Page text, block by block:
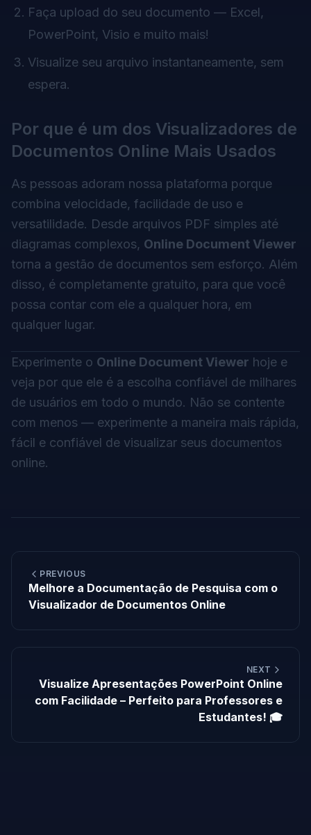
Faça upload do seu documento — Excel,
PowerPoint, Visio e muito mais!
Visualize seu arquivo instantaneamente, sem
espera.
Por que é um dos Visualizadores de
Documentos Online Mais Usados
As pessoas adoram nossa plataforma porque
combina velocidade, facilidade de uso e
versatilidade. Desde arquivos PDF simples até
diagramas complexos, Online Document Viewer
torna a gestão de documentos sem esforço. Além
disso, é completamente gratuito, para que você
possa contar com ele a qualquer hora, em
qualquer lugar.
Experimente o Online Document Viewer hoje e
veja por que ele é a escolha confiável de milhares
de usuários em todo o mundo. Não se contente
com menos — experimente a maneira mais rápida,
fácil e confiável de visualizar seus documentos
online.
PREVIOUS
Melhore a Documentação de Pesquisa com o
Visualizador de Documentos Online
NEXT
Visualize Apresentações PowerPoint Online
com Facilidade – Perfeito para Professores e
Estudantes! 🎓